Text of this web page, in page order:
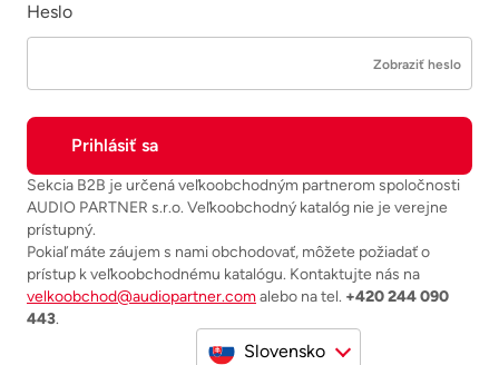
Heslo
Zobraziť heslo
Sekcia B2B je určená veľkoobchodným partnerom spoločnosti
AUDIO PARTNER s.r.o. Veľkoobchodný katalóg nie je verejne
prístupný.
Pokiaľ máte záujem s nami obchodovať, môžete požiadať o
prístup k veľkoobchodnému katalógu. Kontaktujte nás na
velkoobchod@audiopartner.comalebo na tel. +420 244 090
443.
Slovensko